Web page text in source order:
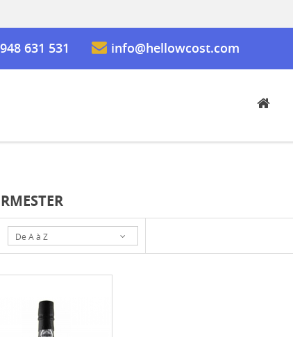
631 531 info@hellowcost.com
De A à Z